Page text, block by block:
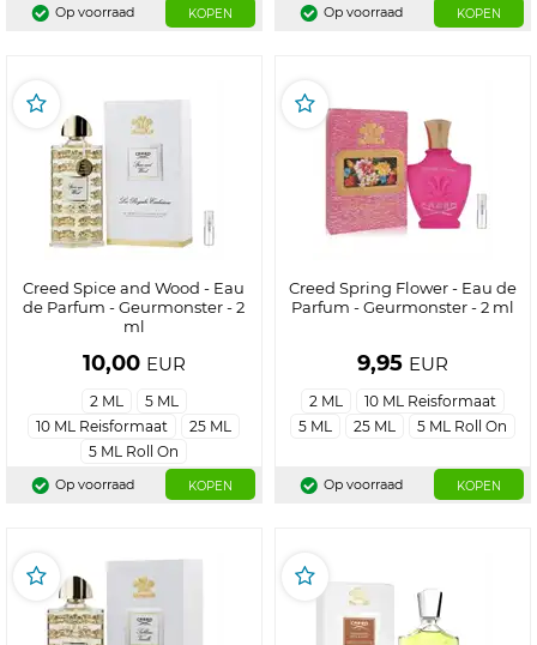
Op voorraad KOPEN Op voorraad KOPEN
Creed Spice and Wood - Eau
de Parfum - Geurmonster - 2
ml
10,00 EUR
2 ML
5 ML
10 ML Reisformaat
25 ML
5 ML Roll On
Op voorraad KOPEN
Creed Spring Flower - Eau de
Parfum - Geurmonster - 2 ml
9,95 EUR
2 ML
10 ML Reisformaat
5 ML
25 ML 5 ML Roll On
Op voorraad KOPEN